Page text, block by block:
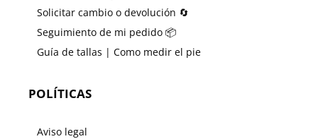
Solicitar cambio o devolución 🔄
Seguimiento de mi pedido 📦
Guía de tallas | Como medir el pie
POLÍTICAS
Aviso legal